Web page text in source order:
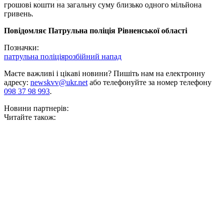
грошові кошти на загальну суму близько одного мільйона
гривень.
Повідомляє Патрульна поліція Рівненської області
Позначки:
патрульна поліціярозбійний напад
Маєте важливі і цікаві новини? Пишіть нам на електронну
адресу: newskvv@ukr.netабо телефонуйте за номер телефону
098 37 98 993.
Новини партнерів:
Читайте також: